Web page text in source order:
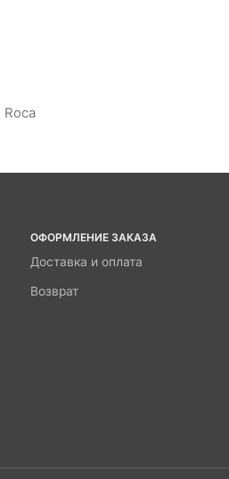
Roca
ОФОРМЛЕНИЕ ЗАКАЗА
Доставка и оплата
Возврат